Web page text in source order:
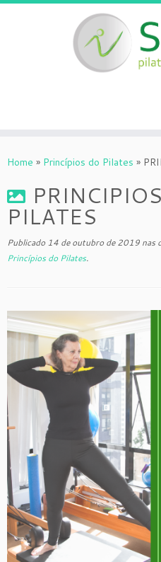
toHome » Princípios do Pilates »
PILATES
Publicado 14 de outubro de 2019 nas
Princípios do Pilates.